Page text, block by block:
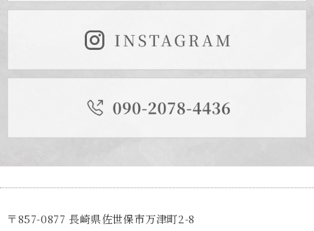
〒857-0877 長崎県佐世保市万津町2-8